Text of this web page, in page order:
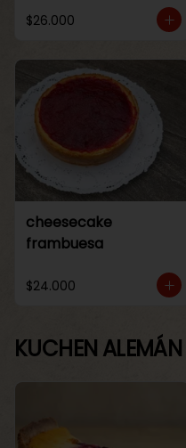
$26.000
cheesecake
frambuesa
$24.000
KUCHEN ALEMÁN